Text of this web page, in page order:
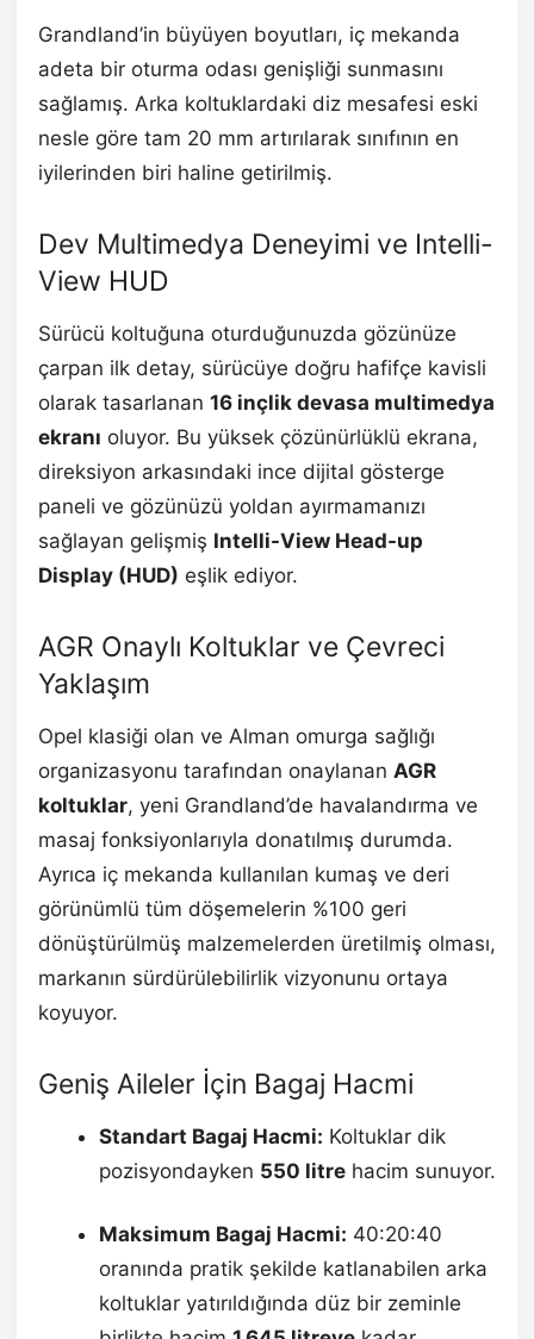
Grandland’in büyüyen boyutları, iç mekanda
adeta bir oturma odası genişliği sunmasını
sağlamış. Arka koltuklardaki diz mesafesi eski
nesle göre tam 20 mm artırılarak sınıfının en
iyilerinden biri haline getirilmiş.
Dev Multimedya Deneyimi ve Intelli-
View HUD
Sürücü koltuğuna oturduğunuzda gözünüze
çarpan ilk detay, sürücüye doğru hafifçe kavisli
olarak tasarlanan 16 inçlik devasa multimedya
ekranı oluyor. Bu yüksek çözünürlüklü ekrana,
direksiyon arkasındaki ince dijital gösterge
paneli ve gözünüzü yoldan ayırmamanızı
sağlayan gelişmiş Intelli-View Head-up
Display (HUD) eşlik ediyor.
AGR Onaylı Koltuklar ve Çevreci
Yaklaşım
Opel klasiği olan ve Alman omurga sağlığı
organizasyonu tarafından onaylanan AGR
koltuklar, yeni Grandland’de havalandırma ve
masaj fonksiyonlarıyla donatılmış durumda.
Ayrıca iç mekanda kullanılan kumaş ve deri
görünümlü tüm döşemelerin %100 geri
dönüştürülmüş malzemelerden üretilmiş olması,
markanın sürdürülebilirlik vizyonunu ortaya
koyuyor.
Geniş Aileler İçin Bagaj Hacmi
Standart Bagaj Hacmi: Koltuklar dik
pozisyondayken 550 litre hacim sunuyor.
Maksimum Bagaj Hacmi: 40:20:40
oranında pratik şekilde katlanabilen arka
koltuklar yatırıldığında düz bir zeminle